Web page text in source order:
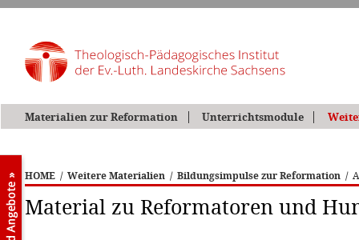
Materialien zur Reformation Unterrichtsmodule
HOME / Weitere Materialien / Bildungsimpulse zur Reformation /
Material zu Reformatoren und